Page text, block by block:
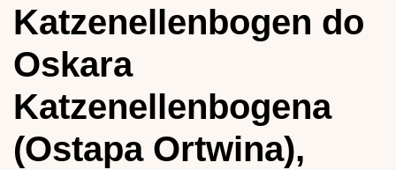
Katzenellenbogen do
Oskara
Katzenellenbogena
(Ostapa Ortwina),